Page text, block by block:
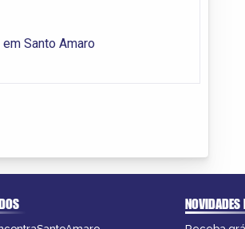
Santo Amaro